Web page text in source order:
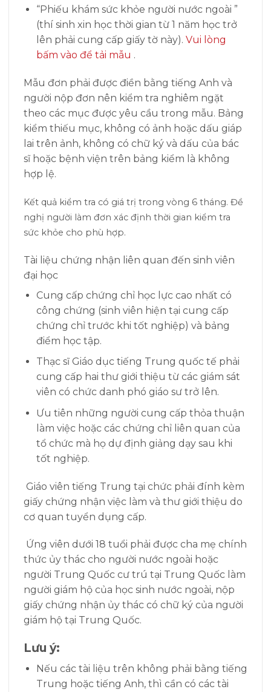
“Phiếu khám sức khỏe người nước ngoài ”
(thí sinh xin học thời gian từ 1 năm học trở
lên phải cung cấp giấy tờ này). Vui lòng
bấm vào để tải mẫu .
Mẫu đơn phải được điền bằng tiếng Anh và
người nộp đơn nên kiểm tra nghiêm ngặt
theo các mục được yêu cầu trong mẫu. Bảng
kiểm thiếu mục, không có ảnh hoặc dấu giáp
lai trên ảnh, không có chữ ký và dấu của bác
sĩ hoặc bệnh viện trên bảng kiểm là không
hợp lệ.
Kết quả kiểm tra có giá trị trong vòng 6 tháng. Đề
nghị người làm đơn xác định thời gian kiểm tra
sức khỏe cho phù hợp.
Tài liệu chứng nhận liên quan đến sinh viên
đại học
Cung cấp chứng chỉ học lực cao nhất có
công chứng (sinh viên hiện tại cung cấp
chứng chỉ trước khi tốt nghiệp) và bảng
điểm học tập.
Thạc sĩ Giáo dục tiếng Trung quốc tế phải
cung cấp hai thư giới thiệu từ các giám sát
viên có chức danh phó giáo sư trở lên.
Ưu tiên những người cung cấp thỏa thuận
làm việc hoặc các chứng chỉ liên quan của
tổ chức mà họ dự định giảng dạy sau khi
tốt nghiệp.
Giáo viên tiếng Trung tại chức phải đính kèm
giấy chứng nhận việc làm và thư giới thiệu do
cơ quan tuyển dụng cấp.
Ứng viên dưới 18 tuổi phải được cha mẹ chính
thức ủy thác cho người nước ngoài hoặc
người Trung Quốc cư trú tại Trung Quốc làm
người giám hộ của học sinh nước ngoài, nộp
giấy chứng nhận ủy thác có chữ ký của người
giám hộ tại Trung Quốc.
Lưu ý:
Nếu các tài liệu trên không phải bằng tiếng
Trung hoặc tiếng Anh, thì cần có các tài